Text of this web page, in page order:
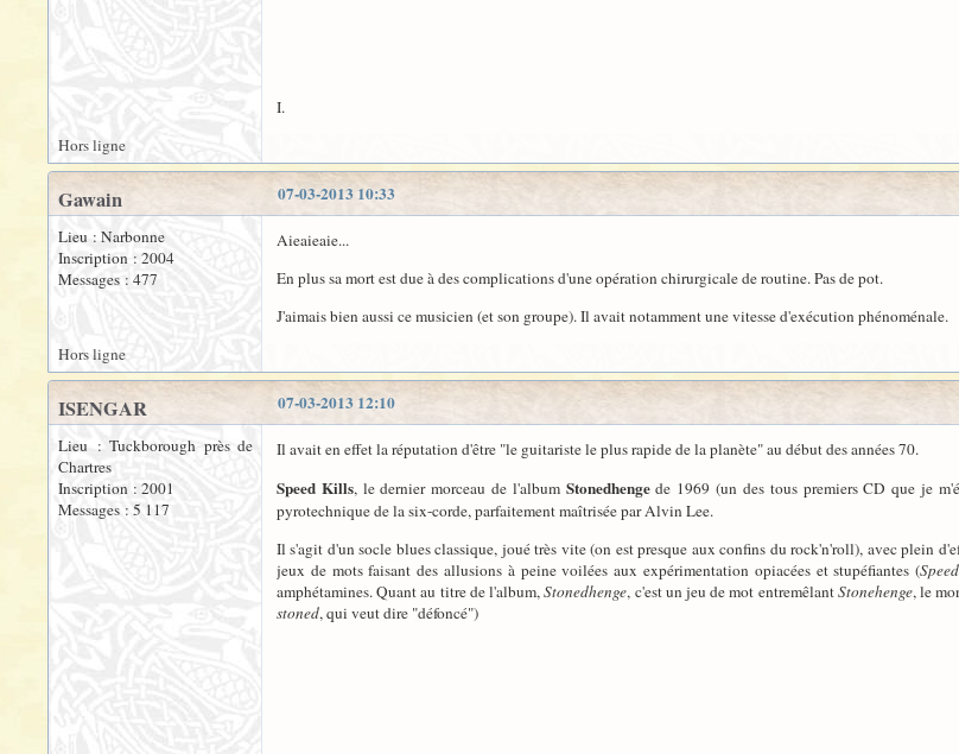
I.
Hors ligne
07-03-2013 10:33
Gawain
Lieu : Narbonne
Inscription : 2004
Messages : 477
Aieaieaie...
En plus sa mort est due à des complications d'une opération chirurgicale de routine. Pas de pot.
J'aimais bien aussi ce musicien (et son groupe). Il avait notamment une vitesse d'exécution phénoménale.
Hors ligne
07-03-2013 12:10
ISENGAR
Lieu : Tuckborough près de
Chartres
Inscription : 2001
Messages : 5 117
Il avait en effet la réputation d'être "le guitariste le plus rapide de la planète" au début des années 70.
Speed Kills, le dernier morceau de l'album Stonedhengede 1969 (un des tous premiers CD que je
pyrotechnique de la six-corde, parfaitement maîtrisée par Alvin Lee.
Il s'agit d'un socle blues classique, joué très vite (on est presque aux confins du rock'n'roll), avec plein
jeux de mots faisant des allusions à peine voilées aux expérimentation opiacées et stupéfiantes (
amphétamines. Quant au titre de l'album,Stonedhenge, c'est un jeu de mot entremêlantStonehenge, le
stoned, qui veut dire "défoncé")